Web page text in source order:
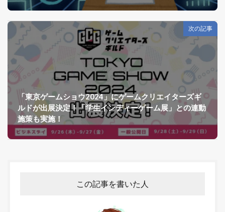
次の記事
「東京ゲームショウ2024」にゲームクリエイターズギ
ルドが出展決定！「学生インディーゲーム展」との連動
施策も実施！
この記事を書いた人